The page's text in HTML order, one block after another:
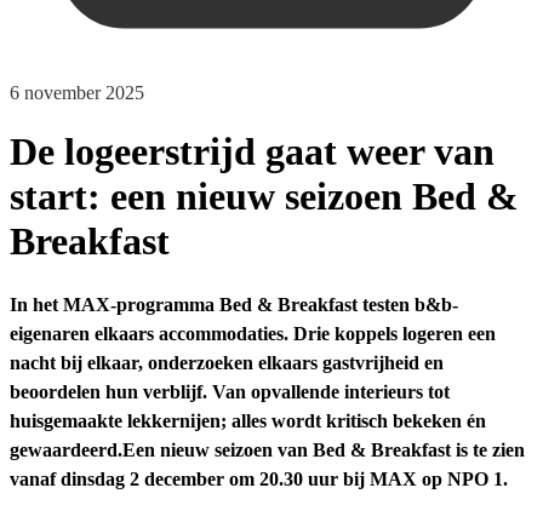
6 november 2025
De logeerstrijd gaat weer van
start: een nieuw seizoen Bed &
Breakfast
In het MAX-programma Bed & Breakfast testen b&b-
eigenaren elkaars accommodaties. Drie koppels logeren een
nacht bij elkaar, onderzoeken elkaars gastvrijheid en
beoordelen hun verblijf. Van opvallende interieurs tot
huisgemaakte lekkernijen; alles wordt kritisch bekeken én
gewaardeerd.Een nieuw seizoen van Bed & Breakfast is te zien
vanaf dinsdag 2 december om 20.30 uur bij MAX op NPO 1.